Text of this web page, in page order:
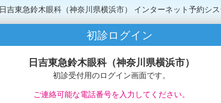
日吉東急鈴木眼科（神奈川県横浜市） インターネット予約シ
初診ログイン
日吉東急鈴木眼科（神奈川県横浜市）
初診受付用のログイン画面です。
ご連絡可能な電話番号を入力してください。